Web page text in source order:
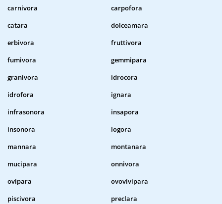
carnivora
carpofora
catara
dolceamara
erbivora
fruttivora
fumivora
gemmipara
granivora
idrocora
idrofora
ignara
infrasonora
insapora
insonora
logora
mannara
montanara
mucipara
onnivora
ovipara
ovovivipara
piscivora
preclara